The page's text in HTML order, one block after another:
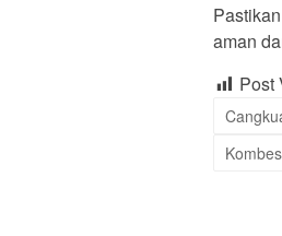
aman
Post